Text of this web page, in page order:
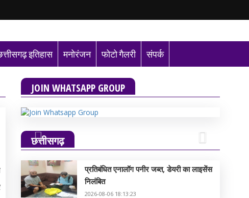
इतिहास मनोरंजन फोटो गैलरी संपर्क
JOIN WHATSAPP GROUP
Previous Next
छत्तीसगढ़
प्रतिबंधित एनालॉग पनीर जब्त, डेयरी का लाइसेंस
निलंबित
2026-08-06 18:13:23